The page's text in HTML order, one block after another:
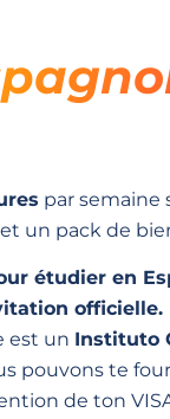
par semaine
un pack de
étudier en
officielle.
est un Instituto
pouvons te
de ton